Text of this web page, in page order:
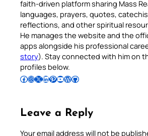
faith-driven platform sharing Mass
languages, prayers, quotes,
reflections, and other spiritual
He manages the website and the
apps alongside his professional
story). Stay connected with him on
profiles below.
Follow Pradeep on Facebook Follow Pradeep on InstagramFollow Pradeep on X Follow Pradeep on LinkedIn Follow Pradeep on Pinterest Subscribe to Pradeep’s Youtube Channel Follow Pradeep on WordPress Follow Pradeep on GitHub
Leave a Reply
Your email address will not be